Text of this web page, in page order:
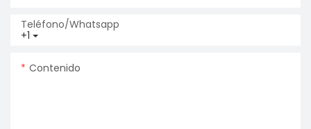
+1
Teléfono/whatsapp
Contenido